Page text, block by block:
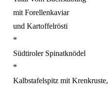
mit Forellenkaviar
und Kartoffelrösti
*
Südtiroler Spinatknödel
*
Kalbstafelspitz mit Krenkruste,